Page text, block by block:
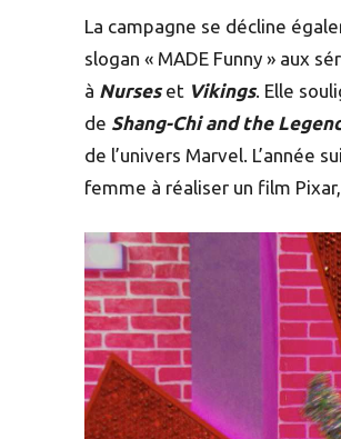
La campagne se décline
slogan « MADE Funny » aux
à Nurseset Vikings. Elle
de Shang-Chi and the
de l’univers Marvel. L’année
femme à réaliser un film Pixar,